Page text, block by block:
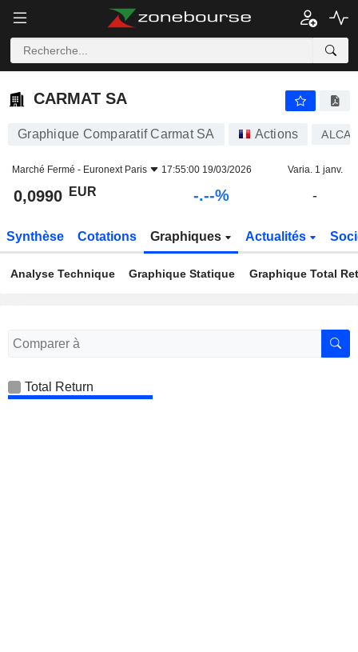
CARMAT SA 0,0990 € -
CARMAT SA
Graphique Comparatif Carmat SA Actions
Marché Fermé - Euronext Paris 17:55:00 19/03/2026 Varia. 1 janv.
0,0990 EUR -.--% -
Synthèse Cotations Graphiques Actualités
Analyse Technique Graphique Statique Graphique Total
Total Return